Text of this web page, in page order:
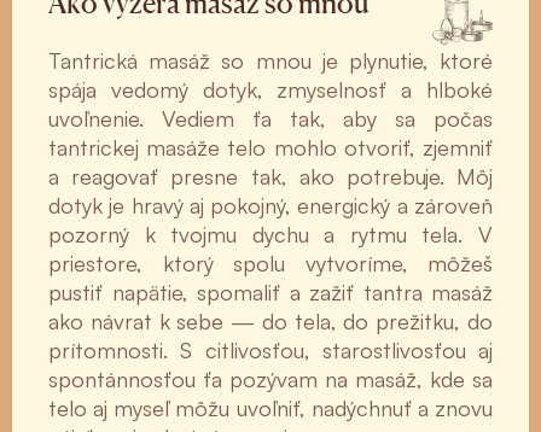
Tantrická masáž so mnou je plynutie, ktoré
spája vedomý dotyk, zmyselnosť a hlboké
uvoľnenie. Vediem ťa tak, aby sa počas
tantrickej masáže telo mohlo otvoriť, zjemniť
a reagovať presne tak, ako potrebuje. Môj
dotyk je hravý aj pokojný, energický a zároveň
pozorný k tvojmu dychu a rytmu tela. V
priestore, ktorý spolu vytvoríme, môžeš
pustiť napätie, spomaliť a zažiť tantra masáž
ako návrat k sebe — do tela, do prežitku, do
prítomnosti. S citlivosťou, starostlivosťou aj
spontánnosťou ťa pozývam na masáž, kde sa
telo aj myseľ môžu uvoľniť, nadýchnuť a znovu